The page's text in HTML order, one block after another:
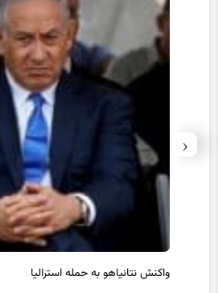
واکنش نتانیاهو به حمله استرالیا
‹